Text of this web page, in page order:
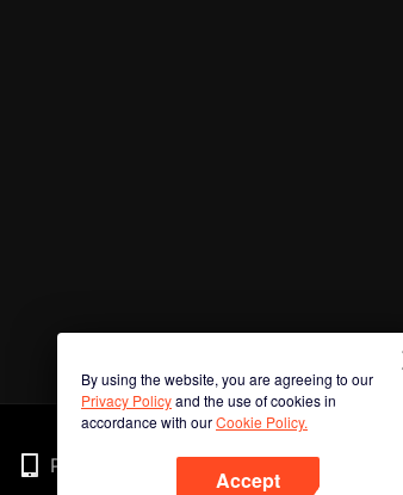
By using the website, you are agreeing to our
Privacy Policyand the use of cookies in
accordance with ourCookie Policy.
Accept
Phone